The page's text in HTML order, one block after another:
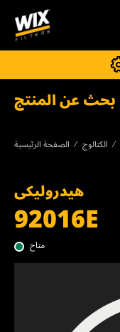
بحث عن المنتج
الصفحة الرئيسية الكتالوج
هيدروليكى
92016E
متاح